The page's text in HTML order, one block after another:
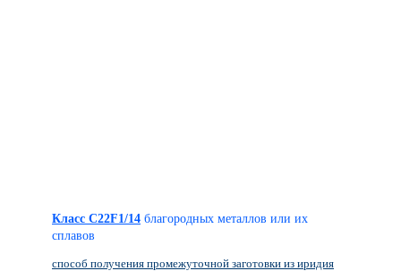
Класс C22F1/14 благородных металлов или их
сплавов
способ получения промежуточной заготовки из иридия